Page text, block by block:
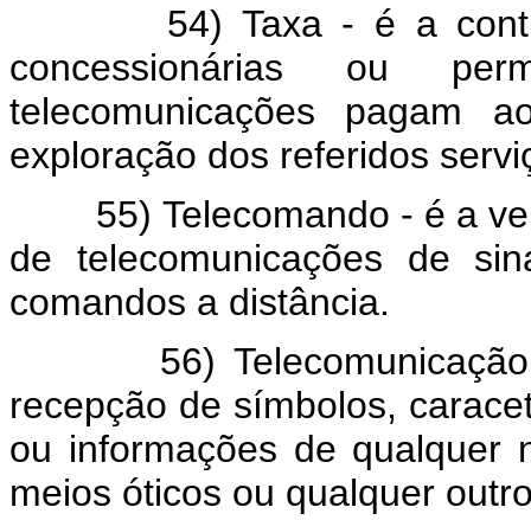
54) Taxa - é a
concessionárias ou
telecomunicações pagam
exploração dos referidos
55) Telecomando - é a
de telecomunicações de
comandos a distância.
56) Telecomunicação -
recepção de símbolos,
ou informações de qualquer
meios óticos ou qualquer